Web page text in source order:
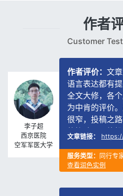
作者
Customer
行了
了较
众面
你们
不错
贺宇杉
首都医科大学
附属北京儿童
作者评
量很好
的修改
时间也
时，几
性通过
文章链接
服务类型
查看润色